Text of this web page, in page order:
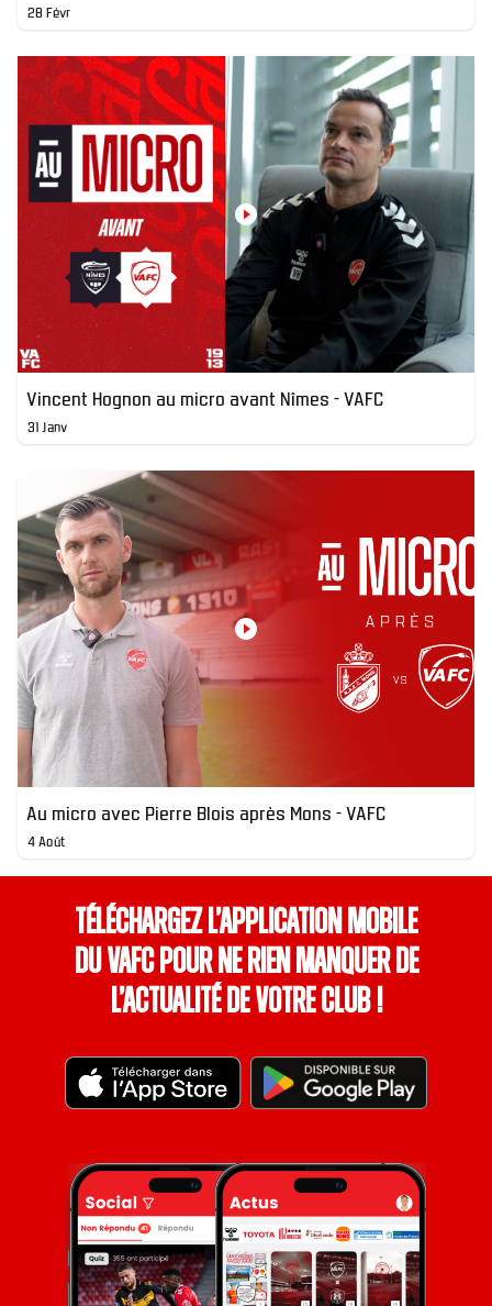
28 Févr
Vincent Hognon au micro avant Nîmes - VAFC
31 Janv
Au micro avec Pierre Blois après Mons - VAFC
4 Août
Téléchargez l’application mobile
du VAFC pour ne rien manquer de
l’actualité de votre club !